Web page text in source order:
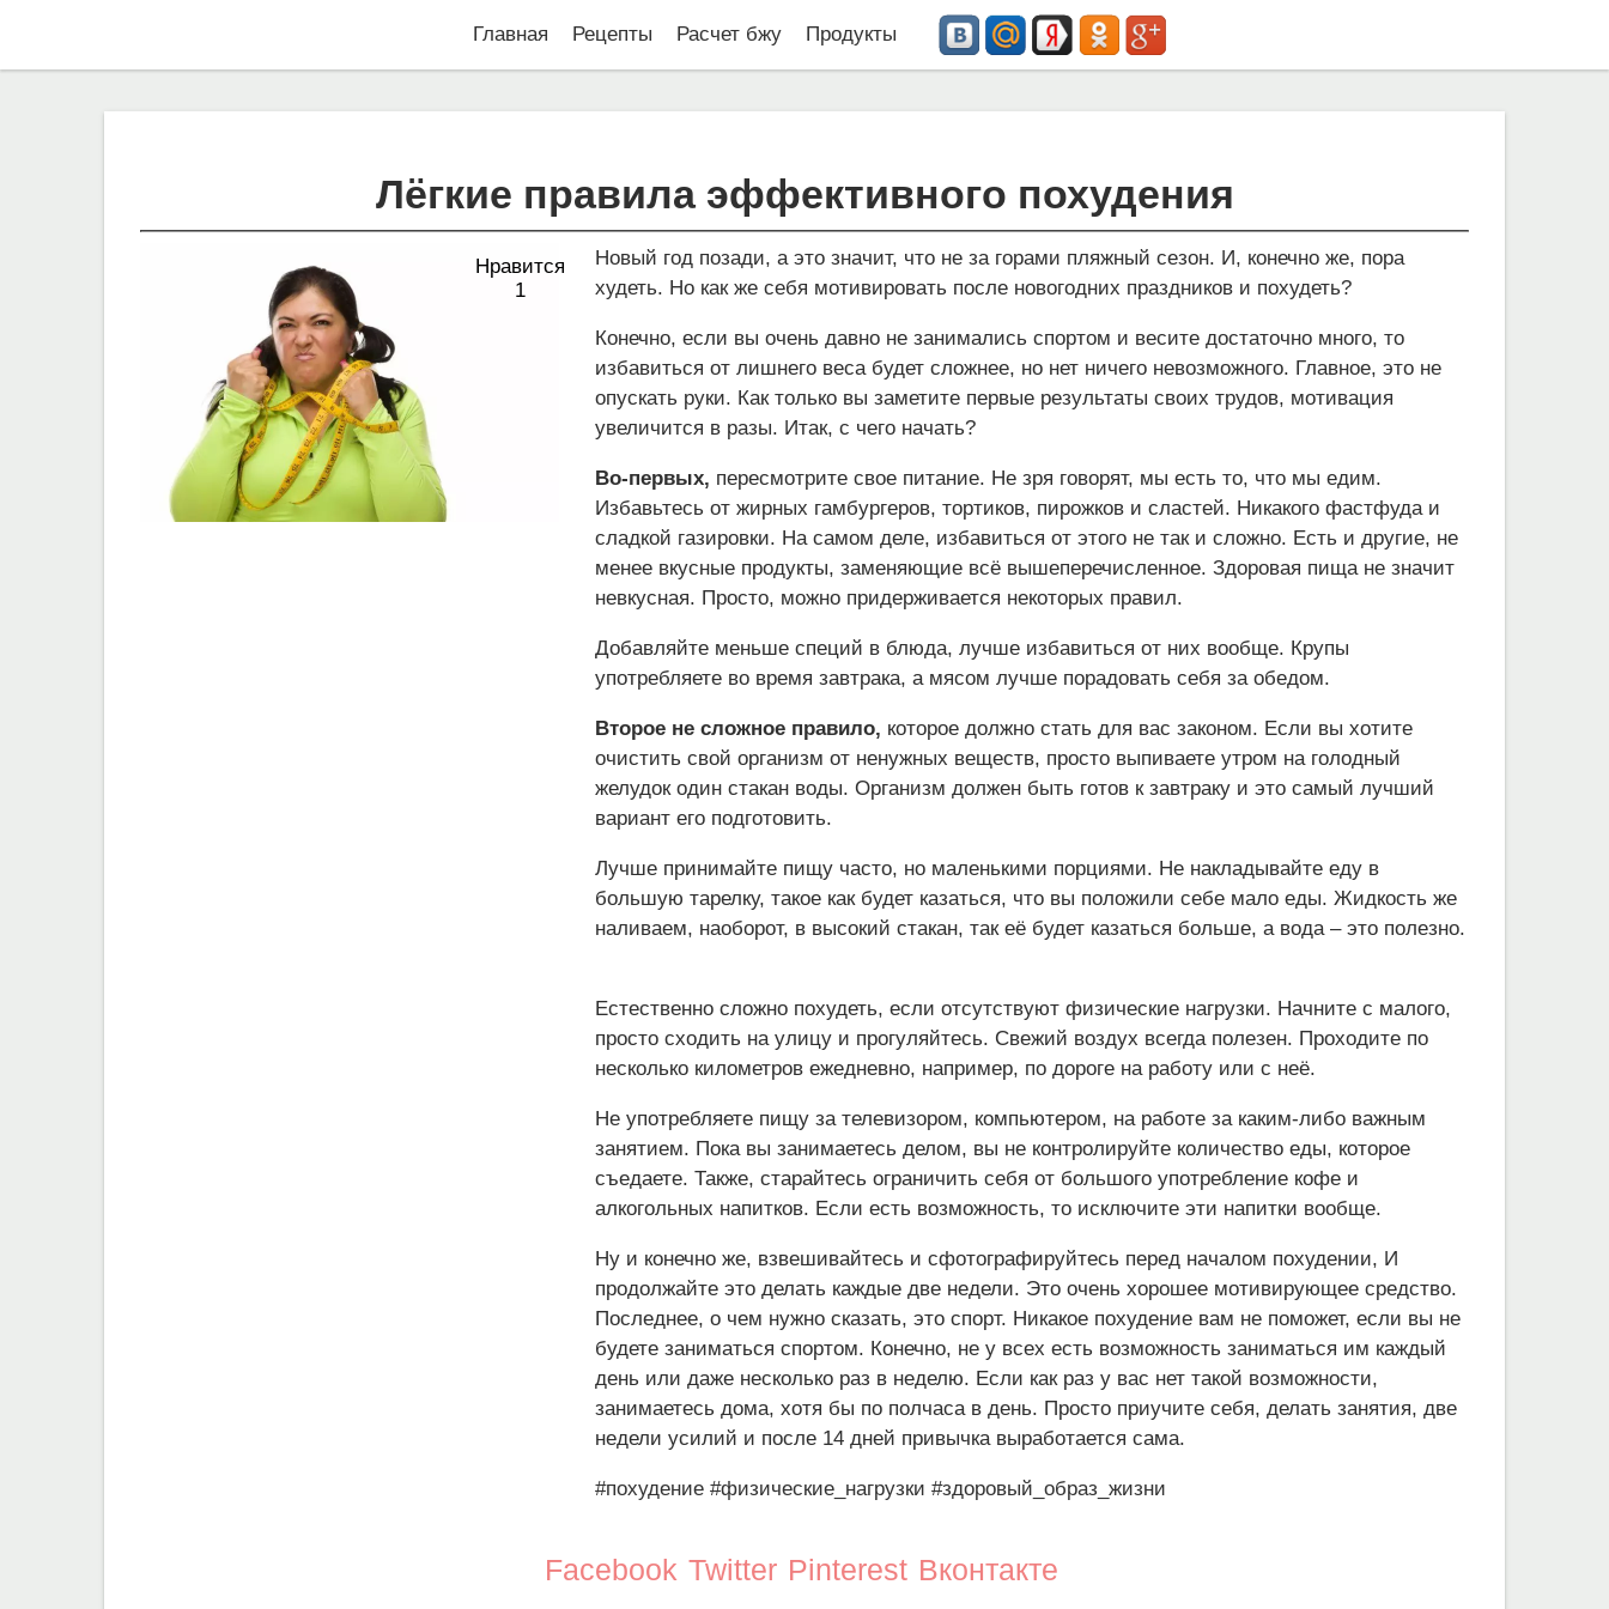
Главная Рецепты Расчет бжу Продукты
Лёгкие правила эффективного похудения
Нравится
1
Новый год позади, а это значит, что не за горами пляжный сезон. И, конечно же, пора
худеть. Но как же себя мотивировать после новогодних праздников и похудеть?
Конечно, если вы очень давно не занимались спортом и весите достаточно много, то
избавиться от лишнего веса будет сложнее, но нет ничего невозможного. Главное, это не
опускать руки. Как только вы заметите первые результаты своих трудов, мотивация
увеличится в разы. Итак, с чего начать?
Во-первых, пересмотрите свое питание. Не зря говорят, мы есть то, что мы едим.
Избавьтесь от жирных гамбургеров, тортиков, пирожков и сластей. Никакого фастфуда и
сладкой газировки. На самом деле, избавиться от этого не так и сложно. Есть и другие, не
менее вкусные продукты, заменяющие всё вышеперечисленное. Здоровая пища не значит
невкусная. Просто, можно придерживается некоторых правил.
Добавляйте меньше специй в блюда, лучше избавиться от них вообще. Крупы
употребляете во время завтрака, а мясом лучше порадовать себя за обедом.
Второе не сложное правило, которое должно стать для вас законом. Если вы хотите
очистить свой организм от ненужных веществ, просто выпиваете утром на голодный
желудок один стакан воды. Организм должен быть готов к завтраку и это самый лучший
вариант его подготовить.
Лучше принимайте пищу часто, но маленькими порциями. Не накладывайте еду в
большую тарелку, такое как будет казаться, что вы положили себе мало еды. Жидкость же
наливаем, наоборот, в высокий стакан, так её будет казаться больше, а вода – это полезно.
Естественно сложно похудеть, если отсутствуют физические нагрузки. Начните с малого,
просто сходить на улицу и прогуляйтесь. Свежий воздух всегда полезен. Проходите по
несколько километров ежедневно, например, по дороге на работу или с неё.
Не употребляете пищу за телевизором, компьютером, на работе за каким-либо важным
занятием. Пока вы занимаетесь делом, вы не контролируйте количество еды, которое
съедаете. Также, старайтесь ограничить себя от большого употребление кофе и
алкогольных напитков. Если есть возможность, то исключите эти напитки вообще.
Ну и конечно же, взвешивайтесь и сфотографируйтесь перед началом похудении, И
продолжайте это делать каждые две недели. Это очень хорошее мотивирующее средство.
Последнее, о чем нужно сказать, это спорт. Никакое похудение вам не поможет, если вы не
будете заниматься спортом. Конечно, не у всех есть возможность заниматься им каждый
день или даже несколько раз в неделю. Если как раз у вас нет такой возможности,
занимаетесь дома, хотя бы по полчаса в день. Просто приучите себя, делать занятия, две
недели усилий и после 14 дней привычка выработается сама.
#похудение #физические_нагрузки #здоровый_образ_жизни
Facebook Twitter Pinterest Вконтакте